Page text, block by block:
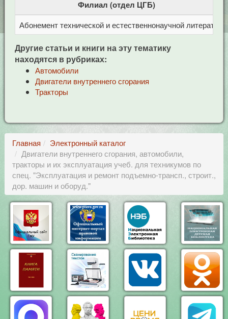
Филиал (отдел ЦГБ)
Абонемент технической и естественнонаучной литерат
Другие статьи и книги на эту тематику
находятся в рубриках:
Автомобили
Двигатели внутреннего сгорания
Тракторы
Главная
Электронный каталог
Двигатели внутреннего сгорания, автомобили,
тракторы и их эксплуатация учеб. для техникумов по
спец. "Эксплуатация и ремонт подъемно-трансп., строит.,
дор. машин и оборуд."